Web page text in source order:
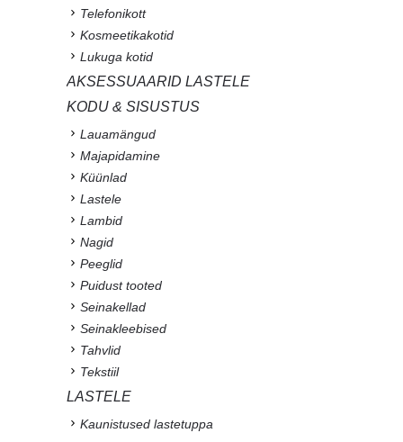
Telefonikott
Kosmeetikakotid
Lukuga kotid
AKSESSUAARID LASTELE
KODU & SISUSTUS
Lauamängud
Majapidamine
Küünlad
Lastele
Lambid
Nagid
Peeglid
Puidust tooted
Seinakellad
Seinakleebised
Tahvlid
Tekstiil
LASTELE
Kaunistused lastetuppa